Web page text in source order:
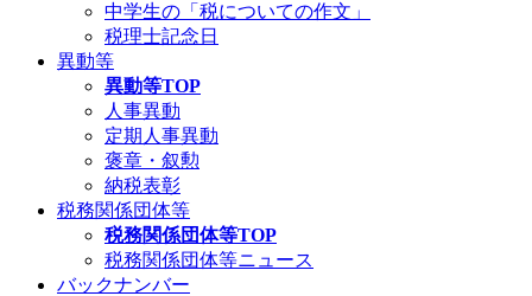
中学生の「税についての作文」
税理士記念日
異動等
異動等TOP
人事異動
定期人事異動
褒章・叙勲
納税表彰
税務関係団体等
税務関係団体等TOP
税務関係団体等ニュース
バックナンバー